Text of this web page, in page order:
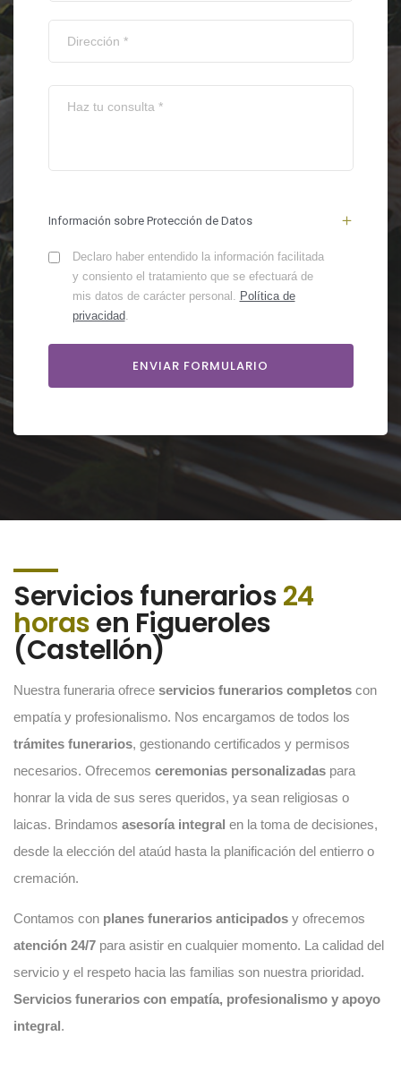
Información sobre Protección de Datos
Declaro haber entendido la información facilitada
y consiento el tratamiento que se efectuará de
mis datos de carácter personal. Política de
privacidad.
Servicios funerarios24
horasen Figueroles
(Castellón)
Nuestra funeraria ofrece servicios funerarios completos con
empatía y profesionalismo. Nos encargamos de todos los
trámites funerarios, gestionando certificados y permisos
necesarios. Ofrecemos ceremonias personalizadas para
honrar la vida de sus seres queridos, ya sean religiosas o
laicas. Brindamos asesoría integral en la toma de decisiones,
desde la elección del ataúd hasta la planificación del entierro o
cremación.
Contamos con planes funerarios anticipados y ofrecemos
atención 24/7 para asistir en cualquier momento. La calidad del
servicio y el respeto hacia las familias son nuestra prioridad.
Servicios funerarios con empatía, profesionalismo y apoyo
integral.